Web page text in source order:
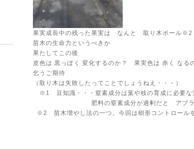
果実成長中の残った果実は なんと 取り木ボール※2
苗木の生命力というべきか
果たしてこの後
皮色は 黒っぽく 変化するのか？ 果実色は 赤く なる
乞うご期待
（取り木は失敗したってことでしょうねえ・・・）
※1 豆知識・・・窒素成分は葉や枝の育成に必要な
肥料の窒素成分が過剰だと アブラムシ
※2 苗木増やし法の一つ。今回は樹形コントロール